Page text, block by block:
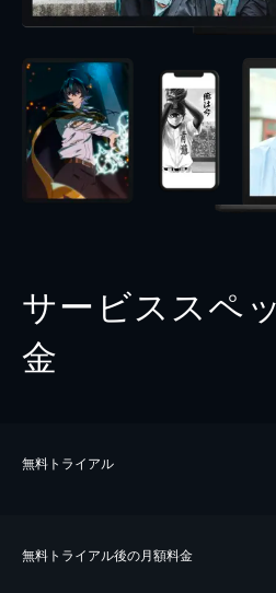
サービススペ
金
無料トライアル
無料トライアル後の⽉額料金